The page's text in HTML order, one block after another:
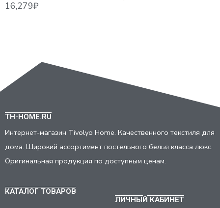
TH-HOME.RU
Интернет-магазин Tivolyo Home. Качественного текстиля для
дома. Широкий ассортимент постельного белья класса люкс.
Оригинальная продукция по доступным ценам.
КАТАЛОГ ТОВАРОВ
ЛИЧНЫЙ КАБИНЕТ